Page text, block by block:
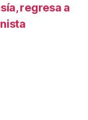
regresa a